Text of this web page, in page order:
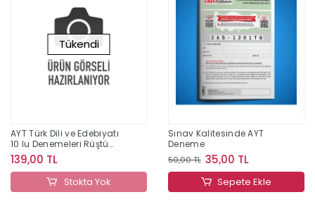
Tükendi
AYT Türk Dili ve Edebiyatı
10 lu Denemeleri Rüştü
Hoca
139,00 TL
Stokta Yok
Sınav Kalitesinde AYT
Deneme
50,00 TL 35,00 TL
Sepete Ekle